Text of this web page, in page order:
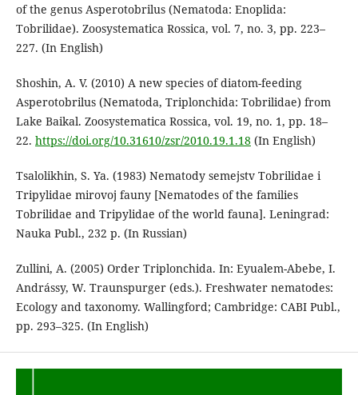
of the genus Asperotobrilus (Nematoda: Enoplida:
Tobrilidae). Zoosystematica Rossica, vol. 7, no. 3, pp. 223–
227. (In English)
Shoshin, A. V. (2010) A new species of diatom-feeding
Asperotobrilus (Nematoda, Triplonchida: Tobrilidae) from
Lake Baikal. Zoosystematica Rossica, vol. 19, no. 1, pp. 18–
22. https://doi.org/10.31610/zsr/2010.19.1.18(In English)
Tsalolikhin, S. Ya. (1983) Nematody semejstv Tobrilidae i
Tripylidae mirovoj fauny [Nematodes of the families
Tobrilidae and Tripylidae of the world fauna]. Leningrad:
Nauka Publ., 232 p. (In Russian)
Zullini, A. (2005) Order Triplonchida. In: Eyualem-Abebe, I.
Andrássy, W. Traunspurger (eds.). Freshwater nematodes:
Ecology and taxonomy. Wallingford; Cambridge: CABI Publ.,
pp. 293–325. (In English)